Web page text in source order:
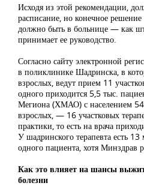
Исходя из этой рекомендации,
расписание, но конечное решение
должно быть в больнице — как
принимает ее руководство.
Согласно сайту электронной
в поликлинике Шадринска, в
взрослых, ведут прием 11
одного приходится 5,5 тыс.
Мегиона (ХМАО) с населением
взрослых, — 16 участковых
практики, то есть на врача
У шадринского терапевта есть
одного пациента, хотя Минздрав
Как это влияет на шансы
болезни